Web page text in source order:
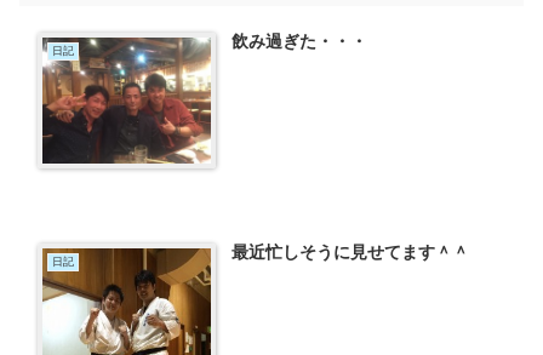
日記 飲み過ぎた・・・
日記 最近忙しそうに見せてます＾＾